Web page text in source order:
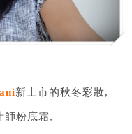
新上市的秋冬彩妝,
師粉底霜,